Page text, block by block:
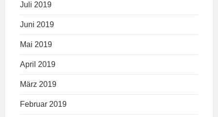
Juli 2019
Juni 2019
Mai 2019
April 2019
März 2019
Februar 2019